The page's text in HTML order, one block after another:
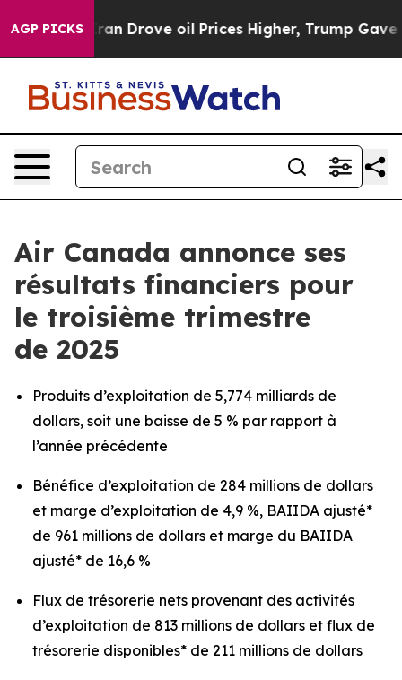
AGP PICKS
Drove oil Prices Higher, Trump Gave Politically
Air Canada annonce ses
résultats financiers pour
le troisième trimestre
de 2025
Produits d’exploitation de 5,774 milliards de
dollars, soit une baisse de 5 % par rapport à
l’année précédente
Bénéfice d’exploitation de 284 millions de dollars
et marge d’exploitation de 4,9 %, BAIIDA ajusté*
de 961 millions de dollars et marge du BAIIDA
ajusté* de 16,6 %
Flux de trésorerie nets provenant des activités
d’exploitation de 813 millions de dollars et flux de
trésorerie disponibles* de 211 millions de dollars